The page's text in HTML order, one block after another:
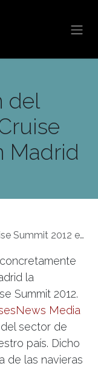
del
Madrid
2012 en Madrid
la
Summit 2012.
Media
sector de
país. Dicho
de las navieras